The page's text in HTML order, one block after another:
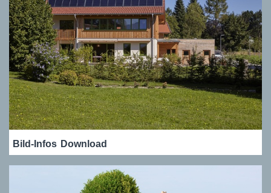
Bild-Infos Download